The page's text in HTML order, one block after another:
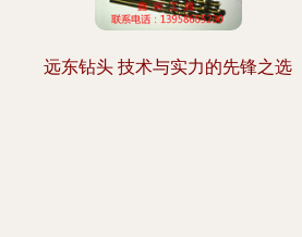
远东钻头 技术与实力的先锋之选